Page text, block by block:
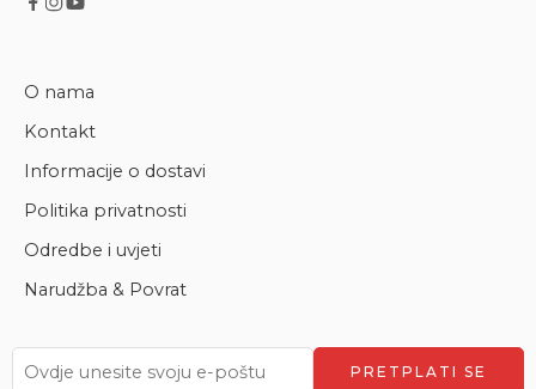
O nama
Kontakt
Informacije o dostavi
Politika privatnosti
Odredbe i uvjeti
Narudžba & Povrat